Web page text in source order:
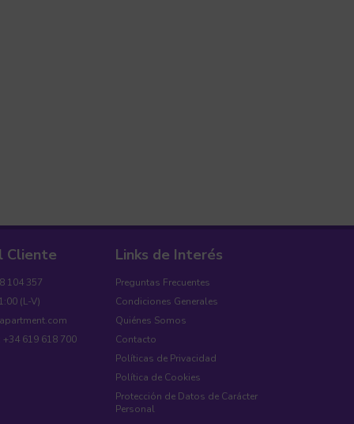
Cliente
104 357
(L-V)
+34 619 618 700
Links de Interés
Preguntas Frecuentes
Condiciones Generales
Quiénes Somos
Contacto
Políticas de Privacidad
Política de Cookies
Protección de Datos de Carácter
Personal